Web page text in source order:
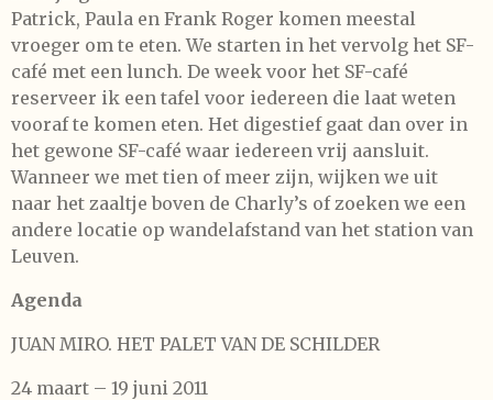
Patrick, Paula en Frank Roger komen meestal
vroeger om te eten. We starten in het vervolg het SF-
café met een lunch. De week voor het SF-café
reserveer ik een tafel voor iedereen die laat weten
vooraf te komen eten. Het digestief gaat dan over in
het gewone SF-café waar iedereen vrij aansluit.
Wanneer we met tien of meer zijn, wijken we uit
naar het zaaltje boven de Charly’s of zoeken we een
andere locatie op wandelafstand van het station van
Leuven.
Agenda
JUAN MIRO. HET PALET VAN DE SCHILDER
24 maart – 19 juni 2011